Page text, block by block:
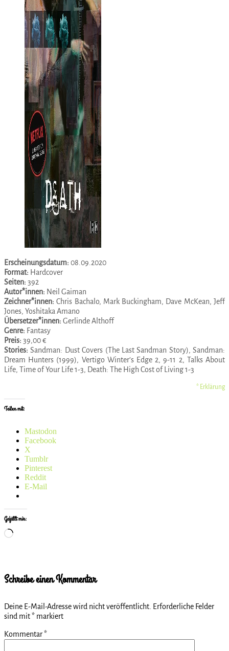
Erscheinungsdatum: 08.09.2020
Format: Hardcover
Seiten: 392
Autor*innen: Neil Gaiman
Zeichner*innen: Chris Bachalo, Mark Buckingham, Dave McKean, Jeff
Jones, Yoshitaka Amano
Übersetzer*innen: Gerlinde Althoff
Genre: Fantasy
Preis: 39,00 €
Stories: Sandman: Dust Covers (The Last Sandman Story), Sandman:
Dream Hunters (1999), Vertigo Winter’s Edge 2, 9-11 2, Talks About
Life, Time of Your Life 1-3, Death: The High Cost of Living 1-3
* Erklärung
Teilen mit:
Mastodon
Facebook
X
Tumblr
Pinterest
Reddit
E-Mail
Gefällt mir:
Wird
Schreibe einen Kommentar
Deine E-Mail-Adresse wird nicht veröffentlicht. Erforderliche Felder
sind mit* markiert
Kommentar*